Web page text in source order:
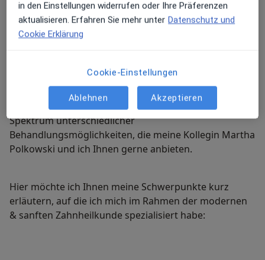
Deutsche Gesellschaft für Zahn-, Mund- und
Kieferheilkunde (DGZMK)
Meine Behandlungs­schwerpunkte
Die moderne Zahnheilkunde bietet heute ein breites
Spektrum unterschiedlicher
Behandlungsmöglichkeiten, die meine Kollegin Martha
Polkowski und ich Ihnen gerne anbieten.
Hier möchte ich Ihnen meine Schwerpunkte kurz
erläutern, auf die ich mich im Rahmen der modernen
& sanften Zahnheilkunde spezialisiert habe:
in den Einstellungen widerrufen oder Ihre Präferenzen
aktualisieren. Erfahren Sie mehr unter Datenschutz und
Cookie Erklärung
Cookie-Einstellungen
Ablehnen Akzeptieren